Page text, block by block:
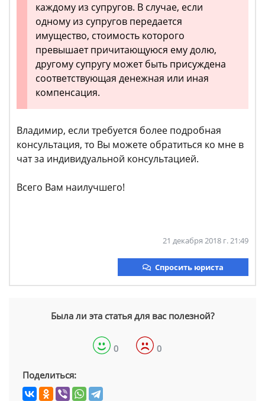
каждому из супругов. В случае, если
одному из супругов передается
имущество, стоимость которого
превышает причитающуюся ему долю,
другому супругу может быть присуждена
соответствующая денежная или иная
компенсация.
Владимир, если требуется более подробная
консультация, то Вы можете обратиться ко мне в
чат за индивидуальной консультацией.
Всего Вам наилучшего!
21 декабря 2018 г. 21:49
Спросить юриста
Была ли эта статья для вас полезной?
0 0
Поделиться: